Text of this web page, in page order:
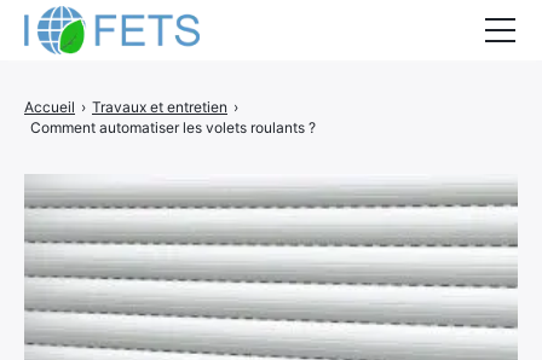
Accueil › Travaux et entretien ›
Comment automatiser les volets roulants ?
Actualités
Métiers du BTP
Guides thermiques
Aides à la rénovation
DEVIS